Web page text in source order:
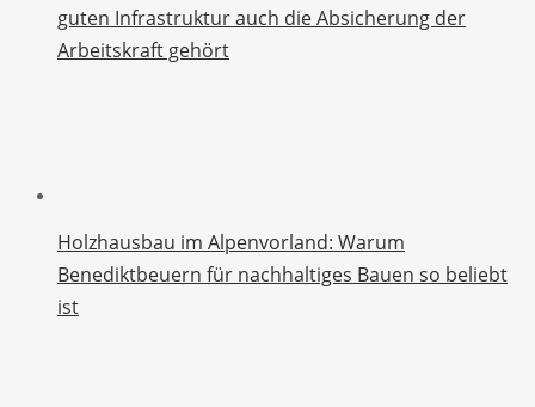
guten Infrastruktur auch die Absicherung der
Arbeitskraft gehört
Holzhausbau im Alpenvorland: Warum
Benediktbeuern für nachhaltiges Bauen so beliebt
ist